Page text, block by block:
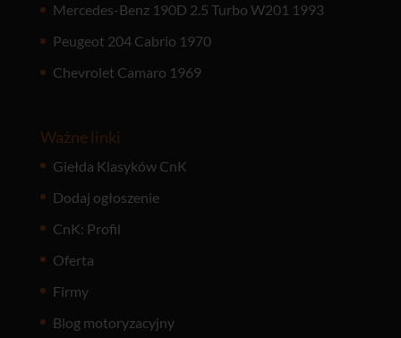
Mercedes-Benz 190D 2.5 Turbo W201 1993
Peugeot 204 Cabrio 1970
Chevrolet Camaro 1969
Ważne linki
Giełda Klasyków CnK
Dodaj ogłoszenie
CnK: Profil
Oferta
Firmy
Blog motoryzacyjny